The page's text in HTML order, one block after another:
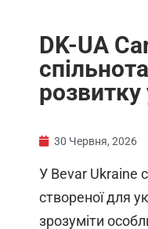
DK-UA
розвитку
30 Червня, 2026
У Bevar Ukraine
створеної для
зрозуміти